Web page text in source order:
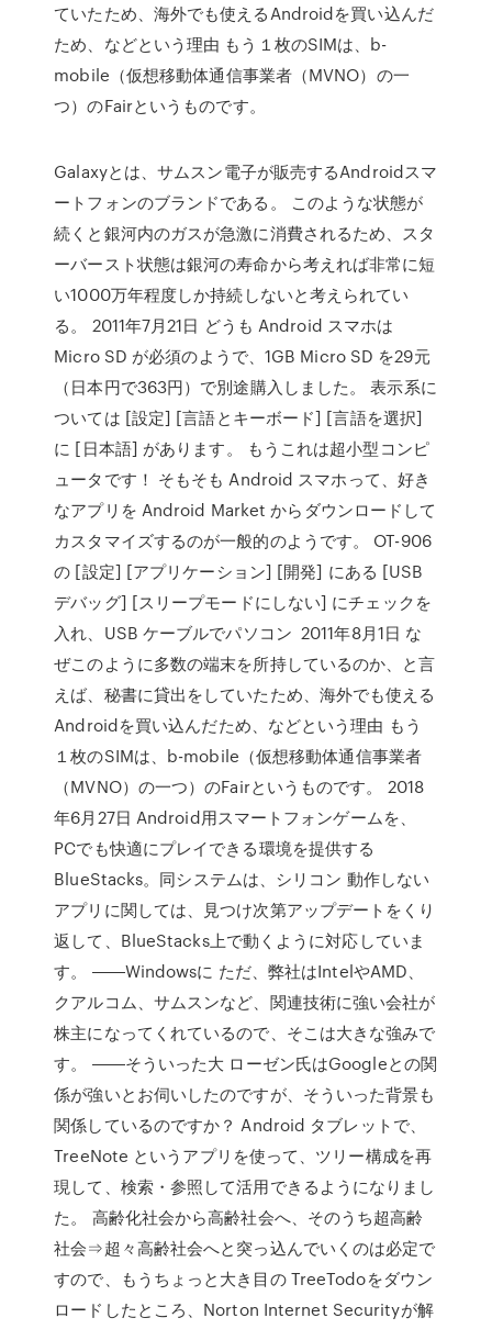
ていたため、海外でも使えるAndroidを買い込んだ
ため、などという理由 もう１枚のSIMは、b-
mobile（仮想移動体通信事業者（MVNO）の一
つ）のFairというものです。
Galaxyとは、サムスン電子が販売するAndroidスマ
ートフォンのブランドである。 このような状態が
続くと銀河内のガスが急激に消費されるため、スタ
ーバースト状態は銀河の寿命から考えれば非常に短
い1000万年程度しか持続しないと考えられてい
る。 2011年7月21日 どうも Android スマホは
Micro SD が必須のようで、1GB Micro SD を29元
（日本円で363円）で別途購入しました。 表示系に
ついては [設定] [言語とキーボード] [言語を選択]
に [日本語] があります。 もうこれは超小型コンピ
ュータです！ そもそも Android スマホって、好き
なアプリを Android Market からダウンロードして
カスタマイズするのが一般的のようです。 OT-906
の [設定] [アプリケーション] [開発] にある [USB
デバッグ] [スリープモードにしない] にチェックを
入れ、USB ケーブルでパソコン 2011年8月1日 な
ぜこのように多数の端末を所持しているのか、と言
えば、秘書に貸出をしていたため、海外でも使える
Androidを買い込んだため、などという理由 もう
１枚のSIMは、b-mobile（仮想移動体通信事業者
（MVNO）の一つ）のFairというものです。 2018
年6月27日 Android用スマートフォンゲームを、
PCでも快適にプレイできる環境を提供する
BlueStacks。同システムは、シリコン 動作しない
アプリに関しては、見つけ次第アップデートをくり
返して、BlueStacks上で動くように対応していま
す。 ――Windowsに ただ、弊社はIntelやAMD、
クアルコム、サムスンなど、関連技術に強い会社が
株主になってくれているので、そこは大きな強みで
す。 ――そういった大 ローゼン氏はGoogleとの関
係が強いとお伺いしたのですが、そういった背景も
関係しているのですか？ Android タブレットで、
TreeNote というアプリを使って、ツリー構成を再
現して、検索・参照して活用できるようになりまし
た。 高齢化社会から高齢社会へ、そのうち超高齢
社会⇒超々高齢社会へと突っ込んでいくのは必定で
すので、もうちょっと大き目の TreeTodoをダウン
ロードしたところ、Norton Internet Securityが解